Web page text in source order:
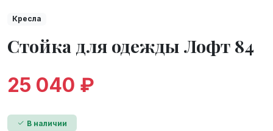
Кресла
Стойка для одежды Лофт 84
25 040 ₽
В наличии